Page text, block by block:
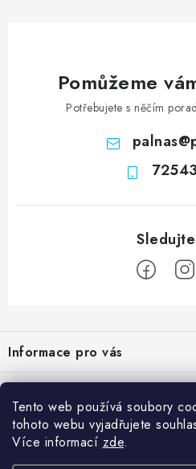
Tento web používá soubory
tohoto webu vyjadřujete
Více informací zde.
Pomůžeme
Potřebujete s něčím
palnas@
p
a
Informace pro vás
Obchodní podmínky
Podmínky ochrany osobních údajů
Odstoupení od kupní smlouvy
Přihlášení
E-mail